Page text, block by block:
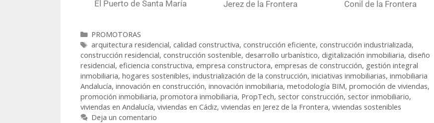
El Puerto de Santa María Jerez de la Frontera Conil de la Frontera
PROMOTORAS
arquitectura residencial, calidad constructiva, construcción eficiente, construcción industrializada,
construcción residencial, construcción sostenible, desarrollo urbanístico, digitalización inmobiliaria, diseño
residencial, eficiencia constructiva, empresa constructora, empresas de construcción, gestión integral
inmobiliaria, hogares sostenibles, industrialización de la construcción, iniciativas inmobiliarias, inmobiliaria
Andalucía, innovación en construcción, innovación inmobiliaria, metodología BIM, promoción de viviendas,
promoción inmobiliaria, promotora inmobiliaria, PropTech, sector construcción, sector inmobiliario,
viviendas en Andalucía, viviendas en Cádiz, viviendas en Jerez de la Frontera, viviendas sostenibles
Deja un comentario